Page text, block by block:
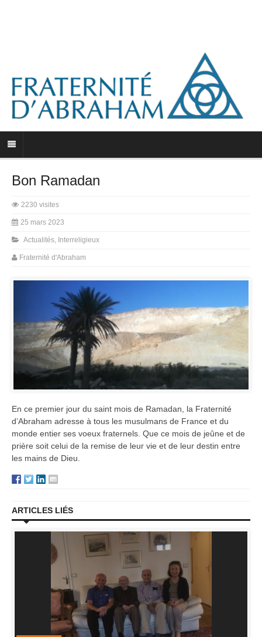
Bon Ramadan
2230 visites
25 mars 2023
Actualités, Interreligieux
Fraternité d'Abraham
En ce premier jour du saint mois de Ramadan, la Fraternité
d’Abraham adresse à tous les musulmans de France et du
monde entier ses voeux fraternels. Que ce mois de jeûne et de
prière soit celui de la remise de leur vie et de leur destin entre
les mains de Dieu.
ARTICLES LIÉS